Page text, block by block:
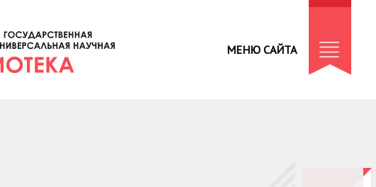
МЕНЮ САЙТА